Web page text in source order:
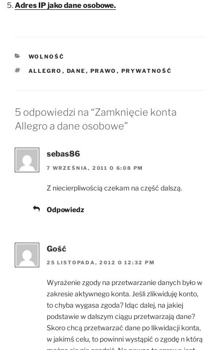
Adres IP jako dane osobowe.
KATEGORIE
WOLNOŚĆ
TAGI
ALLEGRO , DANE , PRAWO , PRYWATNOŚĆ
5 odpowiedzi na “Zamknięcie konta
Allegro a dane osobowe”
sebas86
7 WRZEŚNIA, 2011 O 6:08 PM
Z niecierpliwością czekam na część dalszą.
Odpowiedz
Gość
25 LISTOPADA, 2012 O 12:32 PM
Wyrażenie zgody na przetwarzanie danych było w
zakresie aktywnego konta. Jeśli zlikwiduję konto,
to chyba wygasa zgoda? Idąc dalej, na jakiej
podstawie w dalszym ciągu przetwarzają dane?
Skoro chcą przetwarzać dane po likwidacji konta,
w jakimś celu, to powinni wystąpić o zgodę n którą